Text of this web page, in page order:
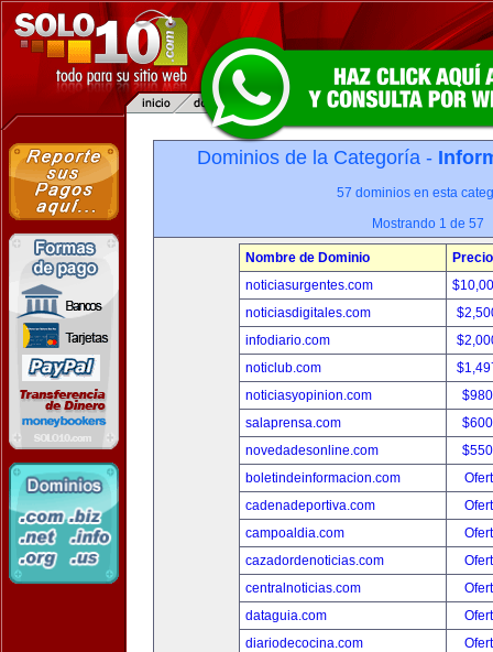
Dominios de la Categoría -
57 dominios en esta
Mostrando 1 de 57
Nombre de Dominio
Precio
noticiasurgentes.com
noticiasdigitales.com
infodiario.com
noticlub.com
noticiasyopinion.com
salaprensa.com
novedadesonline.com
boletindeinformacion.com
cadenadeportiva.com
campoaldia.com
cazadordenoticias.com
centralnoticias.com
dataguia.com
diariodecocina.com